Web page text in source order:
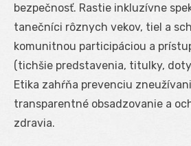
bezpečnosť. Rastie inkluzívne
tanečníci rôznych vekov, tiel a
komunitnou participáciou a
(tichšie predstavenia, titulky,
Etika zahŕňa prevenciu
transparentné obsadzovanie a
zdravia.